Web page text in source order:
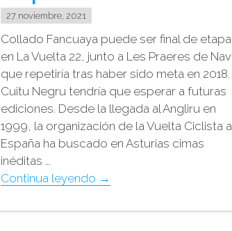
27 noviembre, 2021
Collado Fancuaya puede ser final de etapa
en La Vuelta 22, junto a Les Praeres de
que repetiría tras haber sido meta en 2018.
Cuitu Negru tendría que esperar a futuras
ediciones. Desde la llegada al Angliru en
1999, la organización de la Vuelta Ciclista a
España ha buscado en Asturias cimas
inéditas …
Continua leyendo "La
busca
→